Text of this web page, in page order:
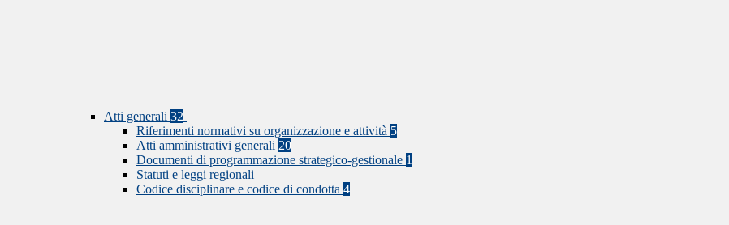
Atti generali 32
Riferimenti normativi su organizzazione e attività 5
Atti amministrativi generali 20
Documenti di programmazione strategico-gestionale 1
Statuti e leggi regionali
Codice disciplinare e codice di condotta 4